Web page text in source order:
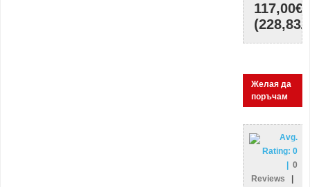
117,00€
Желая да
поръчам
Avg.
Rating: 0
0
Reviews